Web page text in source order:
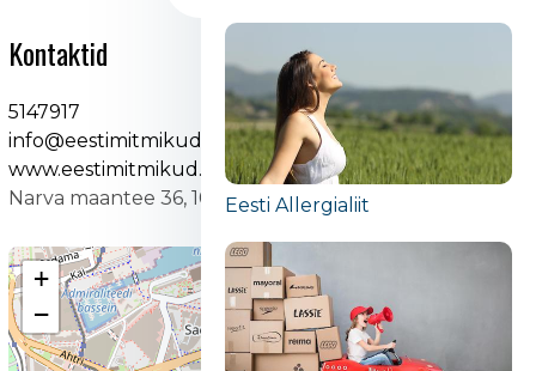
Kontaktid
5147917
info@eestimitmikud.ee
www.eestimitmikud.ee
Narva maantee 36, 10152 Tallinn, Эстония
+
−
Eesti Allergialiit